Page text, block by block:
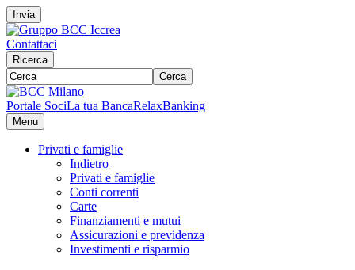
Invia
Contattaci
Ricerca
Cerca
Portale SociLa tua BancaRelaxBanking
Menu
Privati e famiglie
Indietro
Privati e famiglie
Conti correnti
Carte
Finanziamenti e mutui
Assicurazioni e previdenza
Investimenti e risparmio